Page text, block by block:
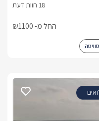
החל מ- ₪1100